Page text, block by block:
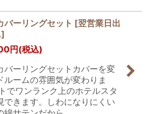
バーリングセット [翌営業日出
]
円(税込)
バーリングセットカバーを変
ルームの雰囲気が変わりま
でワンランク上のホテルスタ
できます。しわになりにくい